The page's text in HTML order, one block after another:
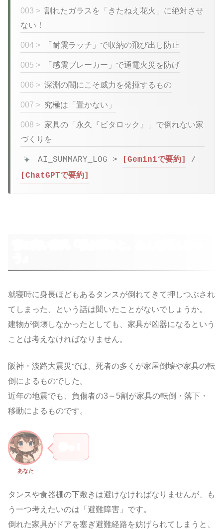
003 > 割れたガラスを「きたねえ花火」に絶対させ
ない！
004 > 「耐震ラッチ」で収納の飛び出し防止
005 > 「感震ブレーカー」で通電火災を防げ
006 > 深淵の闇にこそ威力を発揮するもの
007 > 究極は「置かない」
008 > 家具の「永久『ビタロック』」で倒れない家
づくりを
AI_SUMMARY_LOG > [Geminiで要約]
/
[ChatGPTで要約]
就寝時に身長ほどもあるタンスが倒れてきて押しつぶされ
てしまった、という話は聞いたことがないでしょうか。
建物が倒壊しなかったとしても、家具が凶器になるという
ことは考えなければなりません。
阪神・淡路大震災では、死者の多くが家屋倒壊や家具の転
倒によるものでした。
近年の地震でも、負傷者の3～5割が家具の転倒・落下・
移動によるものです。
あなた
タンスや食器棚の下敷きは避けなければなりませんが、も
う一つ考えたいのは「避難障害」です。
倒れた家具がドアを塞ぎ避難経路を妨げられてしまうと、